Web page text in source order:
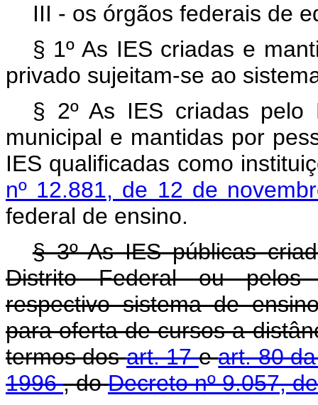
III - os órgãos federais de
§ 1º As IES criadas e
privado sujeitam-se ao
§ 2º As IES criadas pelo
municipal e mantidas por
IES qualificadas como
nº 12.881, de 12 de
federal de ensino.
§ 3º As IES públicas
Distrito Federal ou pelos
respectivo sistema de
para oferta de cursos a
termos dosart. 17eart. 80
1996, doDecreto nº 9.057,